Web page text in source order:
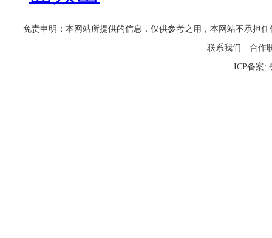
免责申明：本网站所提供的信息，仅供参考之用，本网站不承担
联系我们 合作
ICP备案: